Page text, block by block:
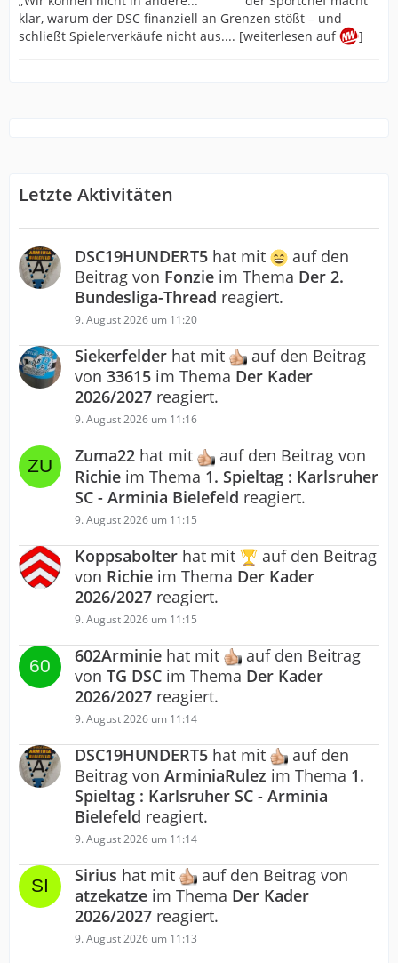
klar, warum der DSC finanziell an Grenzen stößt – und
schließt Spielerverkäufe nicht aus.... [weiterlesen auf
]
Letzte Aktivitäten
DSC19HUNDERT5 hat mit
auf den
Beitrag von Fonzie im Thema Der 2.
Bundesliga-Thread reagiert.
9. August 2026 um 11:20
Siekerfelder hat mit
auf den Beitrag
von 33615 im Thema Der Kader
2026/2027 reagiert.
9. August 2026 um 11:16
Zuma22 hat mit
auf den Beitrag von
Richie im Thema 1. Spieltag : Karlsruher
SC - Arminia Bielefeld reagiert.
9. August 2026 um 11:15
Koppsabolter hat mit
auf den Beitrag
von Richie im Thema Der Kader
2026/2027 reagiert.
9. August 2026 um 11:15
602Arminie hat mit
auf den Beitrag
von TG DSC im Thema Der Kader
2026/2027 reagiert.
9. August 2026 um 11:14
DSC19HUNDERT5 hat mit
auf den
Beitrag von ArminiaRulez im Thema 1.
Spieltag : Karlsruher SC - Arminia
Bielefeld reagiert.
9. August 2026 um 11:14
Sirius hat mit
auf den Beitrag von
atzekatze im Thema Der Kader
2026/2027 reagiert.
9. August 2026 um 11:13